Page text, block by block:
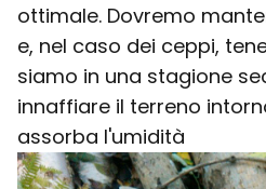
ottimale. Dovremo
e, nel caso dei ceppi,
siamo in una stagione
innaffiare il terreno
assorba l'umidità